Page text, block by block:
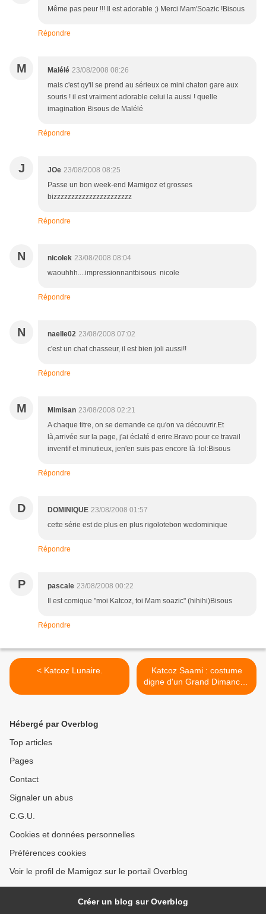
Même pas peur !!! Il est adorable ;) Merci Mam'Soazic !Bisous
Répondre
M Malélé 23/08/2008 08:26
mais c'est qy'il se prend au sérieux ce mini chaton gare aux
souris ! il est vraiment adorable celui la aussi ! quelle
imagination Bisous de Malélé
Répondre
J JOe 23/08/2008 08:25
Passe un bon week-end Mamigoz et grosses
bizzzzzzzzzzzzzzzzzzzzzz
Répondre
N nicolek 23/08/2008 08:04
waouhhh....impressionnantbisous nicole
Répondre
N naelle02 23/08/2008 07:02
c'est un chat chasseur, il est bien joli aussi!!
Répondre
M Mimisan 23/08/2008 02:21
A chaque titre, on se demande ce qu'on va découvrir.Et
là,arrivée sur la page, j'ai éclaté d erire.Bravo pour ce travail
inventif et minutieux, jen'en suis pas encore là :lol:Bisous
Répondre
D DOMINIQUE 23/08/2008 01:57
cette série est de plus en plus rigolotebon wedominique
Répondre
P pascale 23/08/2008 00:22
Il est comique "moi Katcoz, toi Mam soazic" (hihihi)Bisous
Répondre
< Katcoz Lunaire.
Katcoz Saami : costume
digne d'un Grand Dimanche
! >
Hébergé par Overblog
Top articles
Pages
Contact
Signaler un abus
C.G.U.
Cookies et données personnelles
Préférences cookies
Voir le profil de Mamigoz sur le portail Overblog
Créer un blog sur Overblog